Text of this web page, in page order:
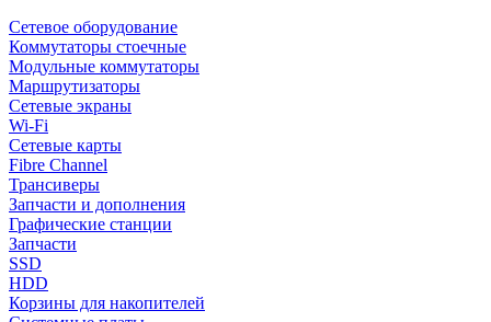
Сетевое оборудование
Коммутаторы стоечные
Модульные коммутаторы
Маршрутизаторы
Сетевые экраны
Wi-Fi
Сетевые карты
Fibre Channel
Трансиверы
Запчасти и дополнения
Графические станции
Запчасти
SSD
HDD
Корзины для накопителей